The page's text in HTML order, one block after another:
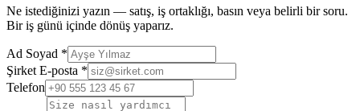
Ne istediğinizi yazın — satış, iş ortaklığı, basın veya belirli bir soru.
Bir iş günü içinde dönüş yaparız.
Ad Soyad *
Şirket E-posta *
Telefon